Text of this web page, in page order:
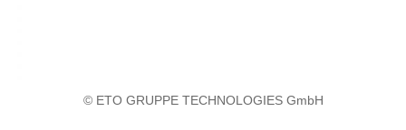
© ETO GRUPPE TECHNOLOGIES GmbH